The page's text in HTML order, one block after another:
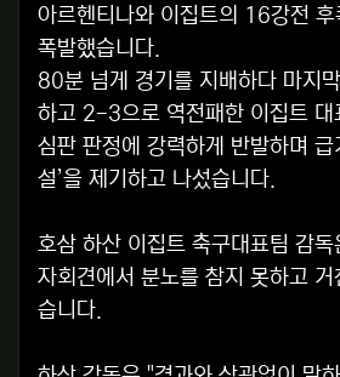
아르헨티나와 이집트의 16강전 후
폭발했습니다.
80분 넘게 경기를 지배하다 마지
하고 2-3으로 역전패한 이집트 대
심판 판정에 강력하게 반발하며 급
설’을 제기하고 나섰습니다.
호삼 하산 이집트 축구대표팀 감독
자회견에서 분노를 참지 못하고
습니다.